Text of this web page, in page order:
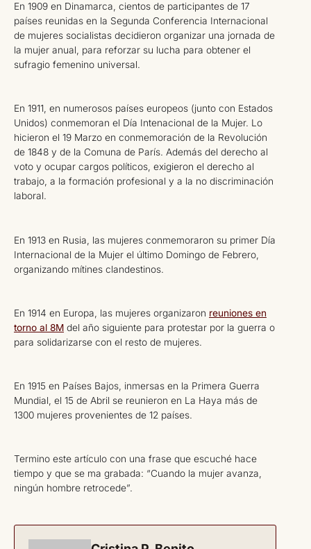
En 1909 en Dinamarca, cientos de participantes de 17
países reunidas en la Segunda Conferencia Internacional
de mujeres socialistas decidieron organizar una jornada de
la mujer anual, para reforzar su lucha para obtener el
sufragio femenino universal.
En 1911, en numerosos países europeos (junto con Estados
Unidos) conmemoran el Día Intenacional de la Mujer. Lo
hicieron el 19 Marzo en conmemoración de la Revolución
de 1848 y de la Comuna de París. Además del derecho al
voto y ocupar cargos políticos, exigieron el derecho al
trabajo, a la formación profesional y a la no discriminación
laboral.
En 1913 en Rusia, las mujeres conmemoraron su primer Día
Internacional de la Mujer el último Domingo de Febrero,
organizando mítines clandestinos.
En 1914 en Europa, las mujeres organizaron reuniones en
torno al 8M del año siguiente para protestar por la guerra o
para solidarizarse con el resto de mujeres.
En 1915 en Países Bajos, inmersas en la Primera Guerra
Mundial, el 15 de Abril se reunieron en La Haya más de
1300 mujeres provenientes de 12 países.
Termino este artículo con una frase que escuché hace
tiempo y que se ma grabada: “Cuando la mujer avanza,
ningún hombre retrocede”.